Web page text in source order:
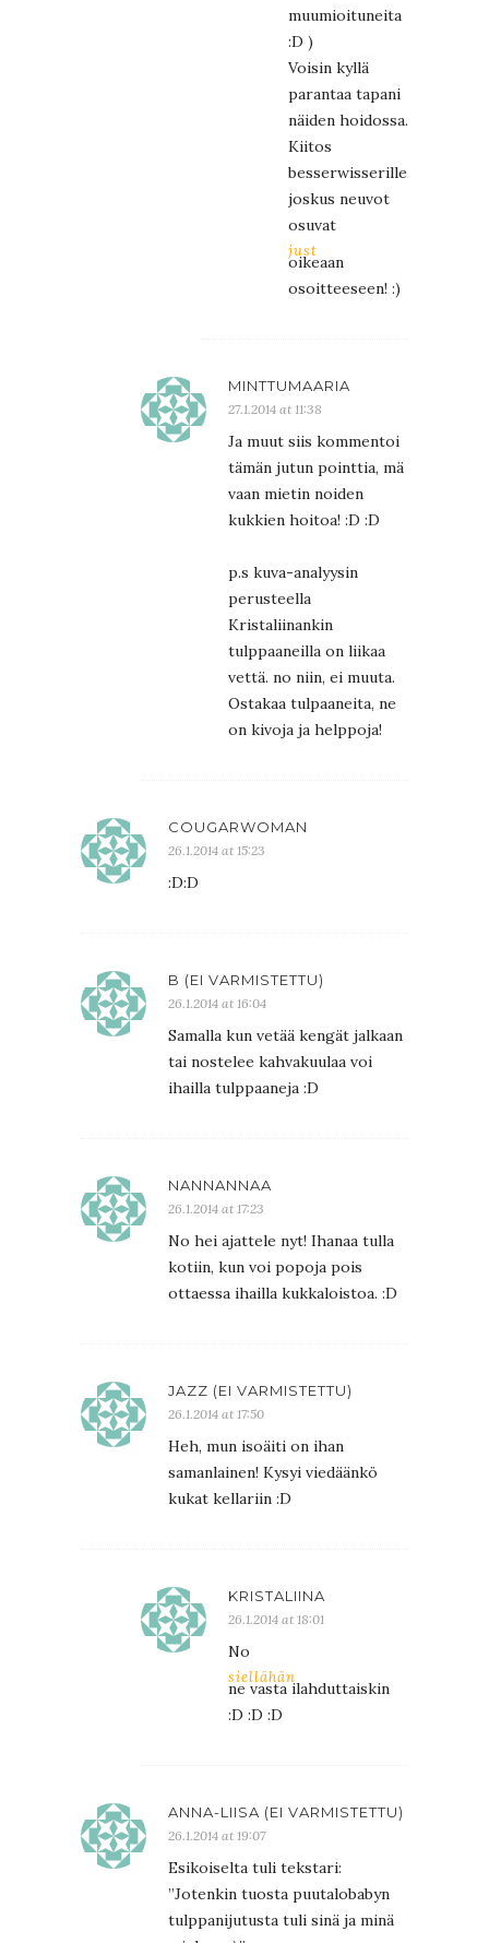
muumioituneita
:D )
Voisin kyllä
parantaa tapani
näiden hoidossa.
Kiitos
besserwisserille,
joskus neuvot
osuvat
just
oikeaan
osoitteeseen! :)
MINTTUMAARIA
27.1.2014 at 11:38
Ja muut siis kommentoi
tämän jutun pointtia, mä
vaan mietin noiden
kukkien hoitoa! :D :D
p.s kuva-analyysin
perusteella
Kristaliinankin
tulppaaneilla on liikaa
vettä. no niin, ei muuta.
Ostakaa tulpaaneita, ne
on kivoja ja helppoja!
COUGARWOMAN
26.1.2014 at 15:23
:D:D
B (EI VARMISTETTU)
26.1.2014 at 16:04
Samalla kun vetää kengät jalkaan
tai nostelee kahvakuulaa voi
ihailla tulppaaneja :D
NANNANNAA
26.1.2014 at 17:23
No hei ajattele nyt! Ihanaa tulla
kotiin, kun voi popoja pois
ottaessa ihailla kukkaloistoa. :D
JAZZ (EI VARMISTETTU)
26.1.2014 at 17:50
Heh, mun isoäiti on ihan
samanlainen! Kysyi viedäänkö
kukat kellariin :D
KRISTALIINA
26.1.2014 at 18:01
No
siellähän
ne vasta ilahduttaiskin
:D :D :D
ANNA-LIISA (EI VARMISTETTU)
26.1.2014 at 19:07
Esikoiselta tuli tekstari:
”Jotenkin tuosta puutalobabyn
tulppanijutusta tuli sinä ja minä